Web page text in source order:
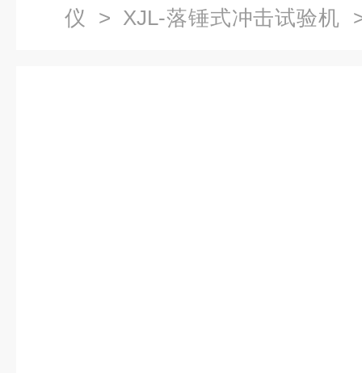
仪 > XJL-落锤式冲击试验机